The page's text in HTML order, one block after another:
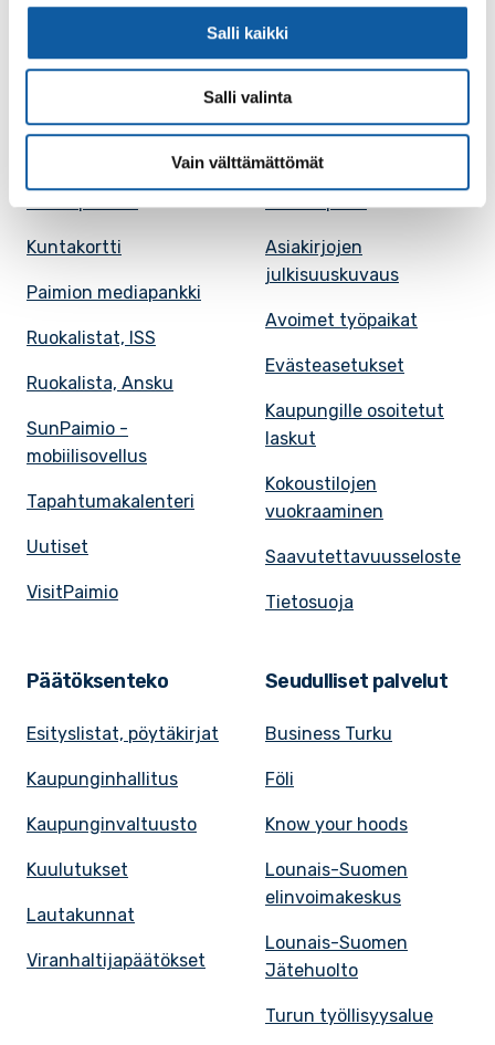
Salli kaikki
Salli valinta
Vain välttämättömät
Karttapalvelu
Kuntakortti
Paimion mediapankki
Ruokalistat, ISS
Ruokalista, Ansku
SunPaimio -
mobiilisovellus
Tapahtumakalenteri
Uutiset
VisitPaimio
Asiointi
Yhteystietohaku
Palvelupiste
Asiakirjojen
julkisuuskuvaus
Avoimet työpaikat
Evästeasetukset
Kaupungille osoitetut
laskut
Kokoustilojen
vuokraaminen
Saavutettavuusseloste
Tietosuoja
Päätöksenteko
Esityslistat, pöytäkirjat
Kaupunginhallitus
Kaupunginvaltuusto
Kuulutukset
Lautakunnat
Viranhaltijapäätökset
Seudulliset palvelut
Business Turku
Föli
Know your hoods
Lounais-Suomen
elinvoimakeskus
Lounais-Suomen
Jätehuolto
Turun työllisyysalue